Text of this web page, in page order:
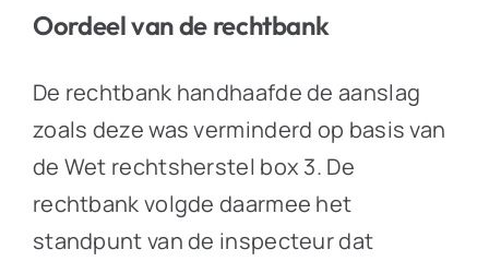
Oordeel van de rechtbank
De rechtbank handhaafde de aanslag
zoals deze was verminderd op basis van
de Wet rechtsherstel box 3. De
rechtbank volgde daarmee het
standpunt van de inspecteur dat